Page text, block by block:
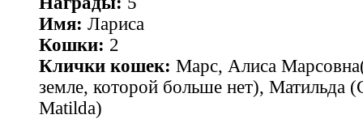
Имя: Лариса
Кошки: 2
Клички кошек: Марс, Алиса
земле, которой больше нет), Матильда
Matilda)